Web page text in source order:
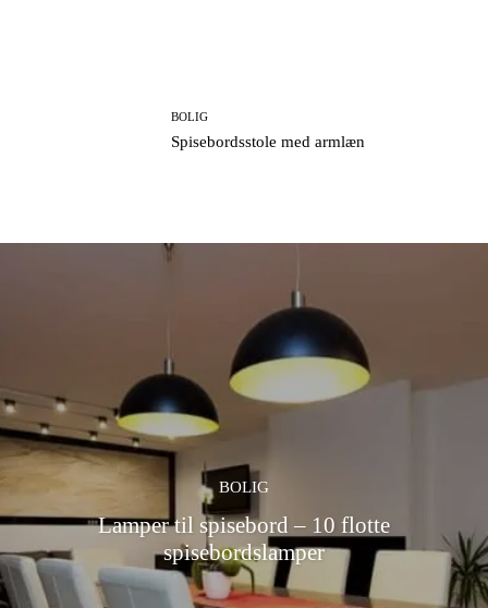
BOLIG
Spisebordsstole med armlæn
BOLIG
Lamper til spisebord – 10 flotte
spisebordslamper